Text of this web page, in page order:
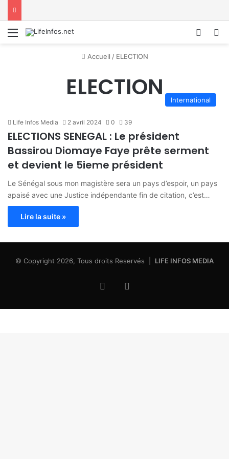
Menu
Accueil / ELECTION
ELECTION International
Life Infos Media 2 avril 2024 0 39
ELECTIONS SENEGAL : Le président
Bassirou Diomaye Faye prête serment
et devient le 5ieme président
Le Sénégal sous mon magistère sera un pays d’espoir, un pays
apaisé avec une Justice indépendante fin de citation, c’est…
Lire la suite »
© Copyright 2026, Tous droits Reservés | LIFE INFOS MEDIA
Facebook